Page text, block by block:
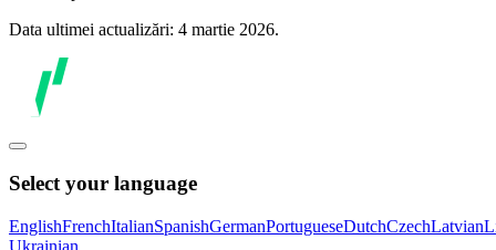
Data ultimei actualizări: 4 martie 2026.
Select your language
EnglishFrenchItalianSpanishGermanPortugueseDutchCzechLatvian
Ukrainian